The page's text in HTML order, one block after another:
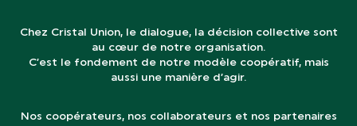
Chez Cristal Union, le dialogue, la décision collective sont
au cœur de notre organisation.
C’est le fondement de notre modèle coopératif, mais
aussi une manière d’agir.
Nos coopérateurs, nos collaborateurs et nos partenaires